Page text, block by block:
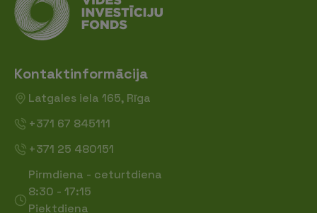
Kontaktinformācija
Latgales iela 165, Rīga
+371 67 845111
+371 25 480151
Pirmdiena - ceturtdiena
8:30 - 17:15
Piektdiena